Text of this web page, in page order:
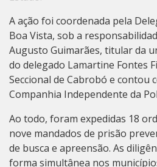
A ação foi coordenada pela
Boa Vista, sob a
Augusto Guimarães, titular da
do delegado Lamartine Fontes
Seccional de Cabrobó e contou
Companhia Independente da
Ao todo, foram expedidas 18
nove mandados de prisão
de busca e apreensão. As
forma simultânea nos